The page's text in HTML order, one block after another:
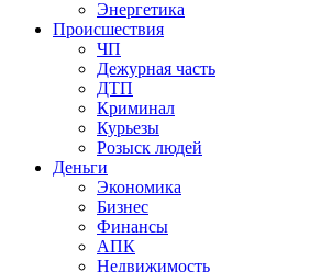
Энергетика
Происшествия
ЧП
Дежурная часть
ДТП
Криминал
Курьезы
Розыск людей
Деньги
Экономика
Бизнес
Финансы
АПК
Недвижимость